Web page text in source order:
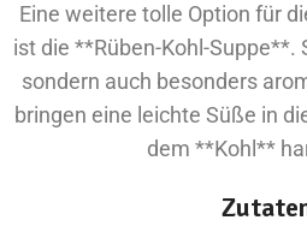
Eine weitere tolle Option für
ist die **Rüben-Kohl-Suppe**.
sondern auch besonders
bringen eine leichte Süße in
dem **Kohl**